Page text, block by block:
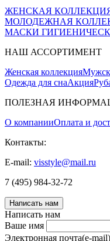
ЖЕНСКАЯ
МОЛОДЕЖНАЯ
МАСКИ
НАШ АССОРТИМЕНТ
Женская коллекция
Одежда для снаАкция
ПОЛЕЗНАЯ
О компанииОплата и
Контакты:
E-mail: visstyle@mail.ru
7 (495) 984-32-72
Написать нам
Написать нам
Ваше имя
Электронная почта(e-